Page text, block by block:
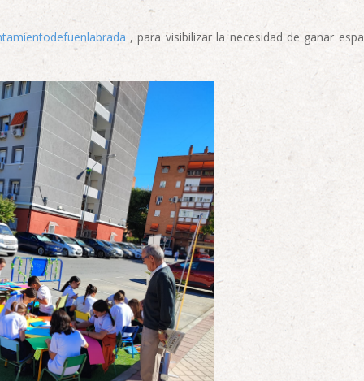
, para visibilizar la necesidad de ganar